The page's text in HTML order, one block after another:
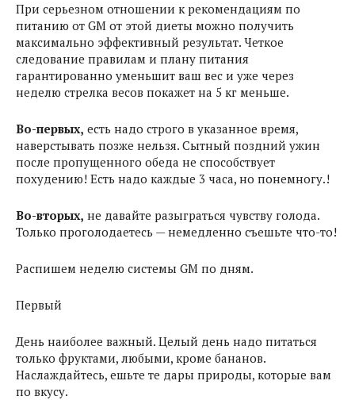
При серьезном отношении к рекомендациям по
питанию от GM от этой диеты можно получить
максимально эффективный результат. Четкое
следование правилам и плану питания
гарантированно уменьшит ваш вес и уже через
неделю стрелка весов покажет на 5 кг меньше.
Во-первых, есть надо строго в указанное время,
наверстывать позже нельзя. Сытный поздний ужин
после пропущенного обеда не способствует
похудению! Есть надо каждые 3 часа, но понемногу.!
Во-вторых, не давайте разыграться чувству голода.
Только проголодаетесь — немедленно съешьте что-то!
Распишем неделю системы GM по дням.
Первый
День наиболее важный. Целый день надо питаться
только фруктами, любыми, кроме бананов.
Наслаждайтесь, ешьте те дары природы, которые вам
по вкусу.